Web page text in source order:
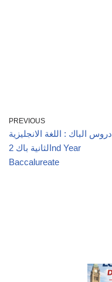
PREVIOUS
دروس الباك : اللغة الانجليزية
الثانية باك 2nd Year
Baccalureate